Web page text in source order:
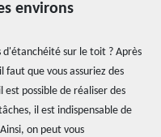
environs
d'étanchéité sur le toit ? Après
que vous assuriez des
possible de réaliser des
il est indispensable de
on peut vous